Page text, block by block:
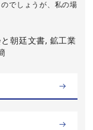
でしょうが、私の場
朝廷文書, 鉱工業